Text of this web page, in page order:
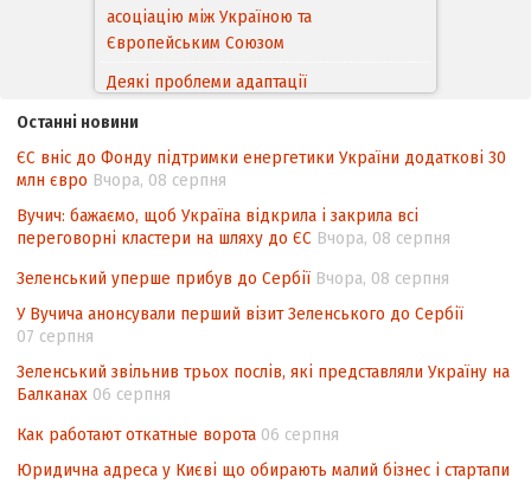
асоціацію між Україною та
Європейським Cоюзом
Деякі проблеми адаптації
походження товарів відповідно до
Угоди про торговельні аспекти прав
інтелектуальної власності (TRIPS) у
контексті євроінтеграції
Аналіз виборчого законодавства щодо
невизначеності механізму повторного
підрахунку голосів виборців
Останні новини
ЄС вніс до Фонду підтримки енергетики України додаткові 30
млн євро Вчора, 08 серпня
Вучич: бажаємо, щоб Україна відкрила і закрила всі
переговорні кластери на шляху до ЄС Вчора, 08 серпня
Зеленський уперше прибув до Сербії Вчора, 08 серпня
У Вучича анонсували перший візит Зеленського до Сербії
07 серпня
Зеленський звільнив трьох послів, які представляли Україну на
Балканах 06 серпня
Как работают откатные ворота 06 серпня
Юридична адреса у Києві що обирають малий бізнес і стартапи